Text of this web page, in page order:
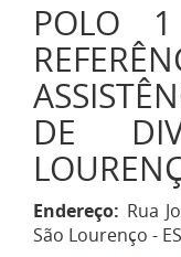
POLO
DE
Endereço: Rua
São Lourenço - ES